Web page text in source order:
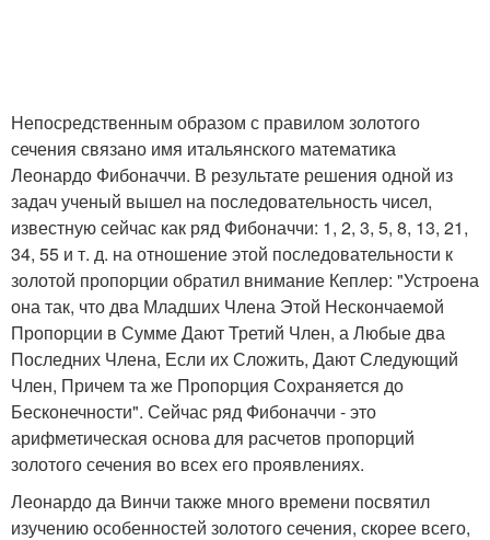
Непосредственным образом с правилом золотого
сечения связано имя итальянского математика
Леонардо Фибоначчи. В результате решения одной из
задач ученый вышел на последовательность чисел,
известную сейчас как ряд Фибоначчи: 1, 2, 3, 5, 8, 13, 21,
34, 55 и т. д. на отношение этой последовательности к
золотой пропорции обратил внимание Кеплер: "Устроена
она так, что два Младших Члена Этой Нескончаемой
Пропорции в Сумме Дают Третий Член, а Любые два
Последних Члена, Если их Сложить, Дают Следующий
Член, Причем та же Пропорция Сохраняется до
Бесконечности". Сейчас ряд Фибоначчи - это
арифметическая основа для расчетов пропорций
золотого сечения во всех его проявлениях.
Леонардо да Винчи также много времени посвятил
изучению особенностей золотого сечения, скорее всего,